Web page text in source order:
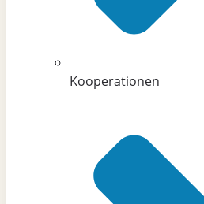
Kooperationen